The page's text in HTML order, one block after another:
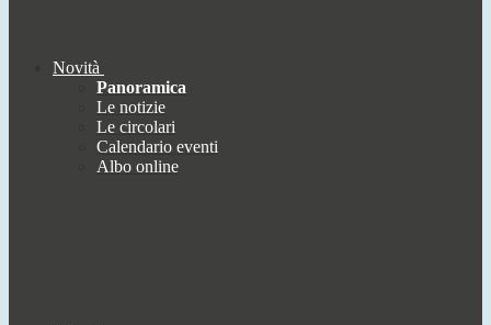
Novità
Panoramica
Le notizie
Le circolari
Calendario eventi
Albo online